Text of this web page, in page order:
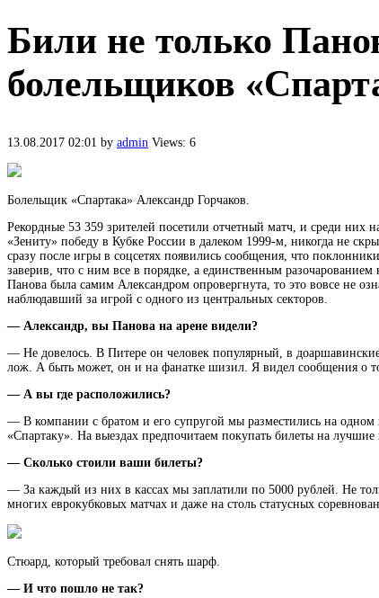
Били не только
болельщиков
13.08.2017 02:01 by admin Views: 6
Болельщик «Спартака» Александр Горчаков.
Рекордные 53 359 зрителей посетили отчетный матч, и среди них
«Зениту» победу в Кубке России в далеком 1999-м, никогда не
сразу после игры в соцсетях появились сообщения, что
заверив, что с ним все в порядке, а единственным
Панова была самим Александром опровергнута, то это вовсе не
наблюдавший за игрой с одного из центральных секторов.
— Александр, вы Панова на арене видели?
— Не довелось. В Питере он человек популярный, в
лож. А быть может, он и на фанатке шизил. Я видел сообщения о
— А вы где расположились?
— В компании с братом и его супругой мы разместились на одном
«Спартаку». На выездах предпочитаем покупать билеты на лучшие
— Сколько стоили ваши билеты?
— За каждый из них в кассах мы заплатили по 5000 рублей. Не
многих еврокубковых матчах и даже на столь статусных
Стюард, который требовал снять шарф.
— И что пошло не так?